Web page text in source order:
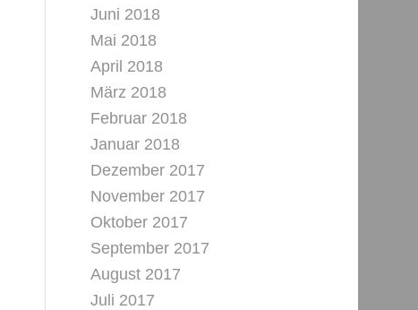
Juni 2018
Mai 2018
April 2018
März 2018
Februar 2018
Januar 2018
Dezember 2017
November 2017
Oktober 2017
September 2017
August 2017
Juli 2017